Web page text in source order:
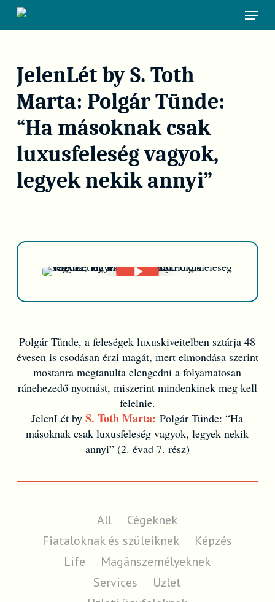
Skip
Menu
JelenLét by S. Toth
Marta: Polgár Tünde:
“Ha másoknak csak
luxusfeleség vagyok,
legyek nekik annyi”
Play Video
Polgár Tünde, a feleségek luxuskiveitelben sztárja 48
évesen is csodásan érzi magát, mert elmondása szerint
mostanra megtanulta elengedni a folyamatosan
ránehezedő nyomást, miszerint mindenkinek meg kell
felelnie.
JelenLét byS. Toth Marta:Polgár Tünde: “Ha
másoknak csak luxusfeleség vagyok, legyek nekik
annyi” (2. évad 7. rész)
All
Cégeknek
Fiataloknak és szüleiknek
Képzés
Life
Magánszemélyeknek
Services
Üzlet